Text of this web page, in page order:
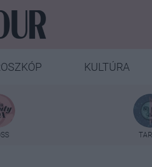
KULTÚRA